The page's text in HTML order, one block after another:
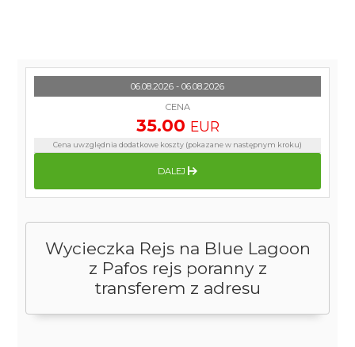
Wycieczka Rejs na Blue Lagoon
z Pafos rejs poranny z
transferem z adresu
06.08.2026 - 06.08.2026
CENA
35.00 EUR
Cena uwzględnia dodatkowe koszty (pokazane w następnym kroku)
DALEJ